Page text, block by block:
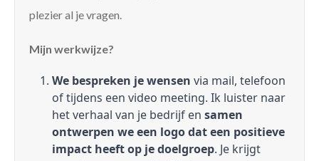
plezier al je vragen.
Mijn werkwijze?
We bespreken je wensen via mail, telefoon
of tijdens een video meeting. Ik luister naar
het verhaal van je bedrijf en samen
ontwerpen we een logo dat een positieve
impact heeft op je doelgroep. Je krijgt